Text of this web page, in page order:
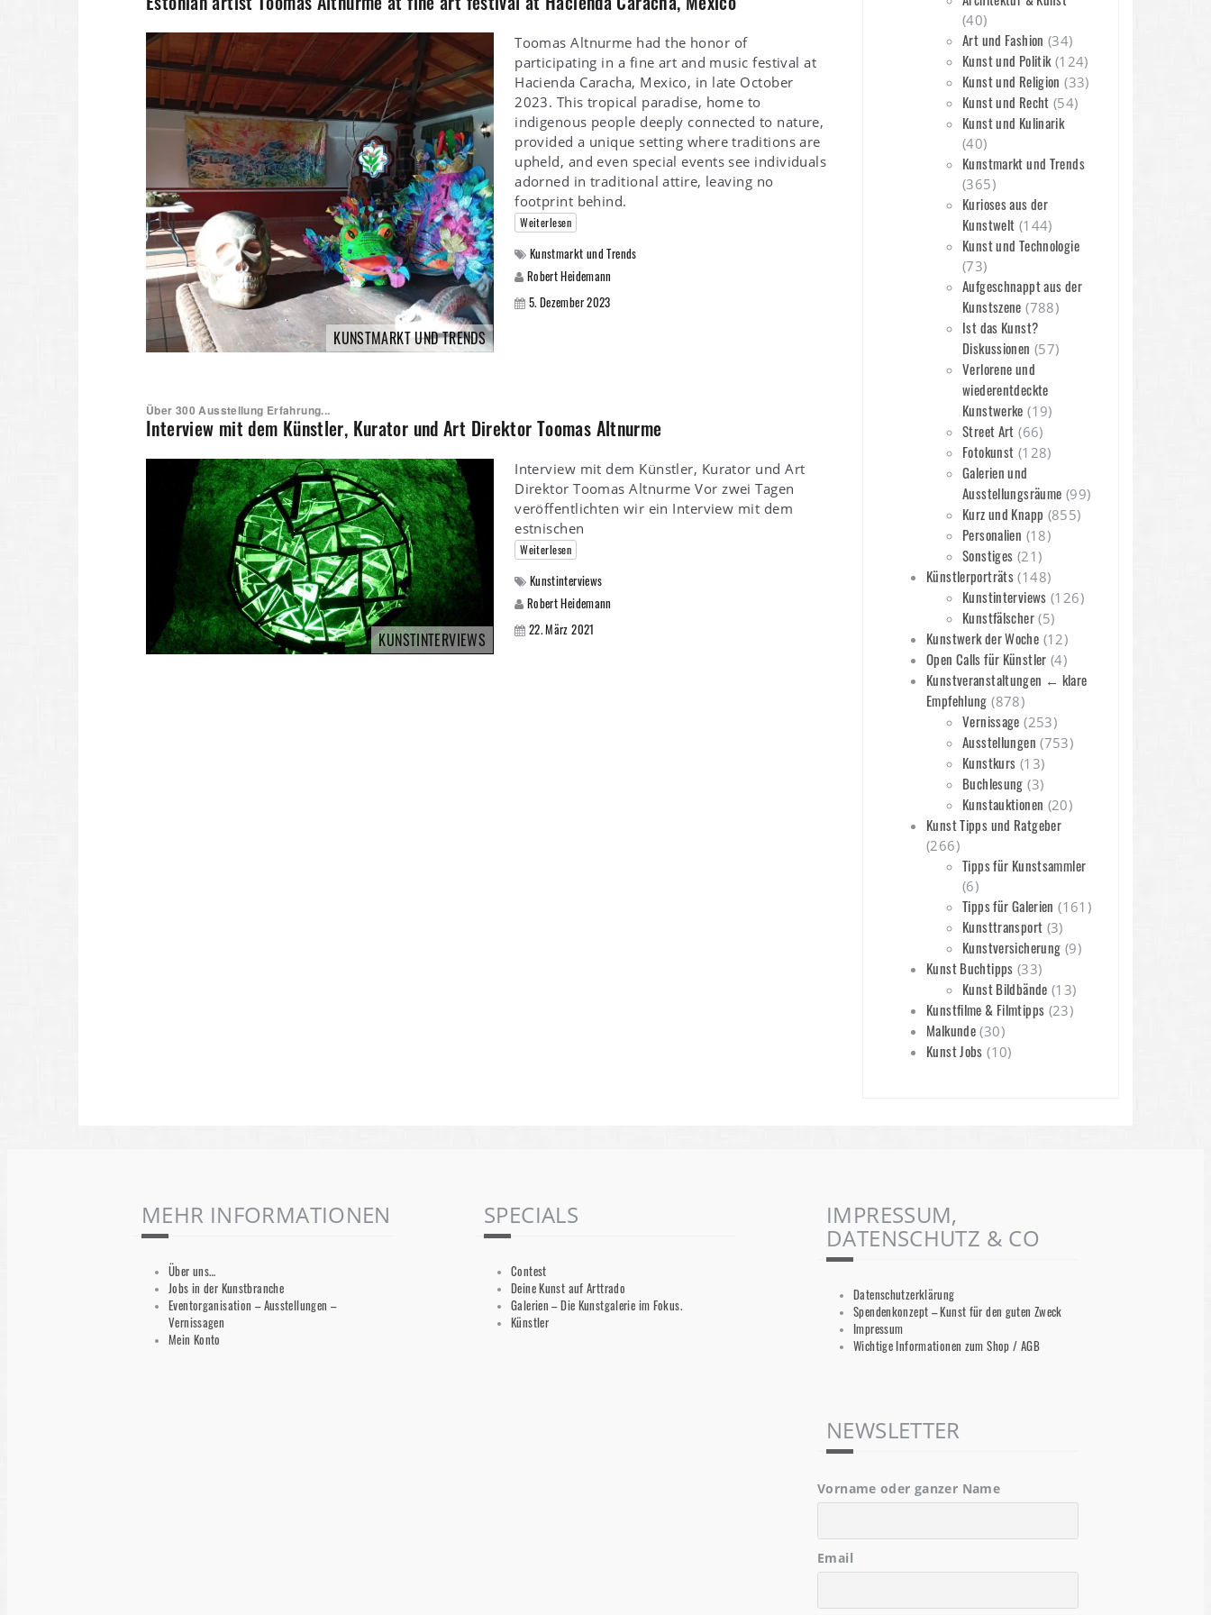
KUNSTMARKT UND TRENDS
Toomas Altnurme had the honor of
participating in a fine art and music festival at
Hacienda Caracha, Mexico, in late October
2023. This tropical paradise, home to
indigenous people deeply connected to nature,
provided a unique setting where traditions are
upheld, and even special events see individuals
adorned in traditional attire, leaving no
footprint behind.
Weiterlesen
Kunstmarkt und Trends
Robert Heidemann
5. Dezember 2023
Über 300 Ausstellung Erfahrung...
Interview mit dem Künstler, Kurator und Art Direktor Toomas Altnurme
KUNSTINTERVIEWS
Interview mit dem Künstler, Kurator und Art
Direktor Toomas Altnurme Vor zwei Tagen
veröffentlichten wir ein Interview mit dem
estnischen
Weiterlesen
Kunstinterviews
Robert Heidemann
22. März 2021
(40)
Art und Fashion (34)
Kunst und Politik(124)
Kunst und Religion (33)
Kunst und Recht (54)
Kunst und Kulinarik
(40)
Kunstmarkt und Trends
(365)
Kurioses aus der
Kunstwelt (144)
Kunst und Technologie
(73)
Aufgeschnappt aus der
Kunstszene (788)
Ist das Kunst?
Diskussionen (57)
Verlorene und
wiederentdeckte
Kunstwerke (19)
Street Art (66)
Fotokunst (128)
Galerien und
Ausstellungsräume (99)
Kurz und Knapp (855)
Personalien (18)
Sonstiges (21)
Künstlerporträts (148)
Kunstinterviews (126)
Kunstfälscher(5)
Kunstwerk der Woche (12)
Open Calls für Künstler (4)
Kunstveranstaltungen ← klare
Empfehlung (878)
Vernissage (253)
Ausstellungen (753)
Kunstkurs (13)
Buchlesung (3)
Kunstauktionen (20)
Kunst Tipps und Ratgeber
(266)
Tipps für Kunstsammler
(6)
Tipps für Galerien (161)
Kunsttransport (3)
Kunstversicherung (9)
Kunst Buchtipps (33)
Kunst Bildbände (13)
Kunstfilme & Filmtipps (23)
Malkunde (30)
Kunst Jobs (10)
MEHR INFORMATIONEN
Über uns…
Jobs in der Kunstbranche
Eventorganisation – Ausstellungen –
Vernissagen
Mein Konto
SPECIALS
Contest
Deine Kunst auf Arttrado
Galerien – Die Kunstgalerie im Fokus.
Künstler
IMPRESSUM,
DATENSCHUTZ & CO
Datenschutzerklärung
Spendenkonzept – Kunst für den guten Zweck
Impressum
Wichtige Informationen zum Shop / AGB
NEWSLETTER
Vorname oder ganzer Name
Email